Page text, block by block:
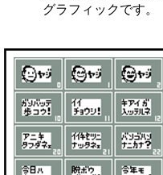
グラフィックです。